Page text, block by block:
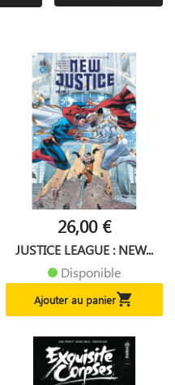
26,00 €
JUSTICE LEAGUE : NEW...
Disponible
Ajouter au panier